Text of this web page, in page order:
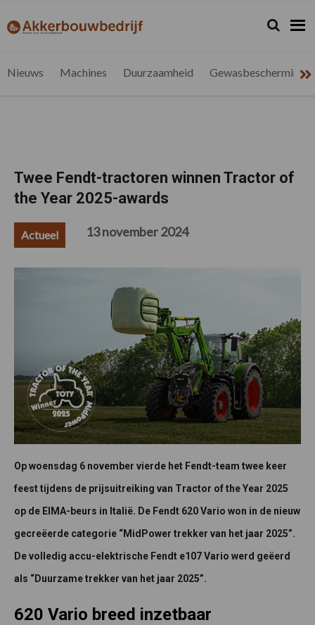
de
de
de
de
akkerbouwbedrijf.be
Nieuws
Zoeken...
Zoek
Nieuws Machines Duurzaamheid Gewasbescherming
Twee Fendt-tractoren winnen Tractor of
the Year 2025-awards
Actueel 13 november 2024
Op woensdag 6 november vierde het Fendt-team twee keer
feest tijdens de prijsuitreiking van Tractor of the Year 2025
op de EIMA-beurs in Italië. De Fendt 620 Vario won in de nieuw
gecreëerde categorie “MidPower trekker van het jaar 2025”.
De volledig accu-elektrische Fendt e107 Vario werd geëerd
als “Duurzame trekker van het jaar 2025”.
620 Vario breed inzetbaar